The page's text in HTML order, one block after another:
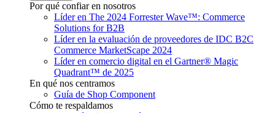
Por qué confiar en nosotros
Líder en The 2024 Forrester Wave™: Commerce
Solutions for B2B
Líder en la evaluación de proveedores de IDC B2C
Commerce MarketScape 2024
Líder en comercio digital en el Gartner® Magic
Quadrant™ de 2025
En qué nos centramos
Guía de Shop Component
Cómo te respaldamos